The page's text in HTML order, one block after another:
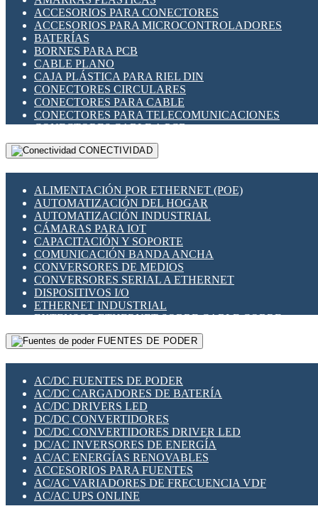
INDICADORES PARA PANEL
INTERFACES DE RELÉ
INTERRUPTORES FIN DE CARRERA
LLAVES CONMUTADORAS
MEDIDORES DE ENERGÍA Y TC'S DE CORRIENTE
MOTORES PASO A PASO
PANTALLAS HMI
PLC -CONTROLADORES LÓGICO PROGRAMABLES
PROGRAMADORES DE HORARIO
RELÉS DE PROTECCIÓN
SENSORES CAPACITIVOS
SENSORES INDUCTIVOS
TEMPORIZADORES
VARIACS
VARIADORES DE FRECUENCIA [VDF]
SECCIONADORES - INTERRUPTORES
MAQUINARIA
ACCESORIOS PARA CONECTORES
ACCESORIOS PARA MICROCONTROLADORES
BATERÍAS
BORNES PARA PCB
CABLE PLANO
CAJA PLÁSTICA PARA RIEL DIN
CONECTORES CIRCULARES
CONECTORES PARA CABLE
CONECTORES PARA TELECOMUNICACIONES
CONECTORES CABLE A PCB
CONECTORES PCB A CABLE
DIP SWITCHES
HERRAMIENTAS VARIAS
ILUMINACIÓN LED
INTERRUPTORES REED
INTERFACES DE RELÉ
OTROS RELÉS
PROTECCIÓN TÉRMICA
RELÉS AUTOMOTRICES
RELÉS DE SEÑAL
RELÉS DE ESTADO SÓLIDO SSR
RELÉS INDUSTRIALES
RELÉS MINIATURA DE POTENCIA
SENSORES MAGNÉTICOS
SWITCH Y MICROSWITCH
TARJETAS PI
UNIÓN Y DERIVACIÓN DE CABLE
CONECTIVIDAD
ALIMENTACIÓN POR ETHERNET (POE)
AUTOMATIZACIÓN DEL HOGAR
AUTOMATIZACIÓN INDUSTRIAL
CÁMARAS PARA IOT
CAPACITACIÓN Y SOPORTE
COMUNICACIÓN BANDA ANCHA
CONVERSORES DE MEDIOS
CONVERSORES SERIAL A ETHERNET
DISPOSITIVOS I/O
ETHERNET INDUSTRIAL
EXTENSOR ETHERNET SOBRE CABLE COBRE
GATEWAY LORAWAN
GESTIÓN DE REDES
PLACAS MODULARES IOT
SWITCHES Y REDES WIFI
SOLUCIONES IOT
SOLUCIONES LORAWAN
SOLUCIONES RED CELULAR
SEGURIDAD PARA REDES
SWITCHES LAN
TELEFONÍA IP (VOIP)
VIGILANCIA IP (CCTV)
MESHTASTIC
FUENTES DE PODER
AC/DC FUENTES DE PODER
AC/DC CARGADORES DE BATERÍA
AC/DC DRIVERS LED
DC/DC CONVERTIDORES
DC/DC CONVERTIDORES DRIVER LED
DC/AC INVERSORES DE ENERGÍA
AC/AC ENERGÍAS RENOVABLES
ACCESORIOS PARA FUENTES
AC/AC VARIADORES DE FRECUENCIA VDF
AC/AC UPS ONLINE